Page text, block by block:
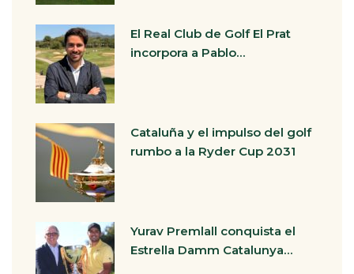
El Real Club de Golf El Prat
incorpora a Pablo…
Cataluña y el impulso del golf
rumbo a la Ryder Cup 2031
Yurav Premlall conquista el
Estrella Damm Catalunya…